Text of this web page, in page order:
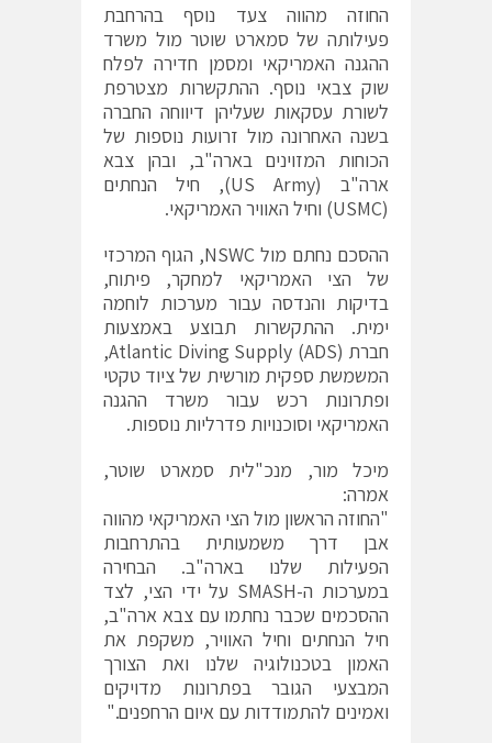
החוזה מהווה צעד נוסף בהרחבת
פעילותה של סמארט שוטר מול משרד
ההגנה האמריקאי ומסמן חדירה לפלח
שוק צבאי נוסף. ההתקשרות מצטרפת
לשורת עסקאות שעליהן דיווחה החברה
בשנה האחרונה מול זרועות נוספות של
הכוחות המזוינים בארה"ב, ובהן צבא
ארה"ב (US Army), חיל הנחתים
(USMC) וחיל האוויר האמריקאי.
ההסכם נחתם מול NSWC, הגוף המרכזי
של הצי האמריקאי למחקר, פיתוח,
בדיקות והנדסה עבור מערכות לוחמה
ימית. ההתקשרות תבוצע באמצעות
חברת Atlantic Diving Supply (ADS),
המשמשת ספקית מורשית של ציוד טקטי
ופתרונות רכש עבור משרד ההגנה
האמריקאי וסוכנויות פדרליות נוספות.
מיכל מור, מנכ"לית סמארט שוטר,
אמרה:
"החוזה הראשון מול הצי האמריקאי מהווה
אבן דרך משמעותית בהתרחבות
הפעילות שלנו בארה"ב. הבחירה
במערכות ה-SMASH על ידי הצי, לצד
ההסכמים שכבר נחתמו עם צבא ארה"ב,
חיל הנחתים וחיל האוויר, משקפת את
האמון בטכנולוגיה שלנו ואת הצורך
המבצעי הגובר בפתרונות מדויקים
ואמינים להתמודדות עם איום הרחפנים."